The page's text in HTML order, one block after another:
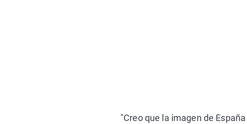
"Creo que la imagen de